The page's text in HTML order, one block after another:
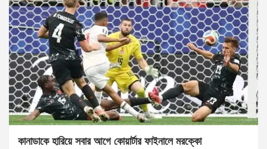
কানাডাকে হারিয়ে সবার আগে কোয়ার্টার ফাইনালে মরক্কো